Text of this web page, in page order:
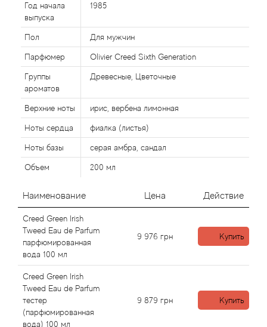
Год начала
выпуска
1985
Пол Для мужчин
Парфюмер Olivier Creed Sixth Generation
Группы
ароматов
Древесные, Цветочные
Верхние ноты ирис, вербена лимонная
Ноты сердца фиалка (листья)
Ноты базы серая амбра, сандал
Объем 200 мл
Наименование Цена Действие
Creed Green Irish
Tweed Eau de Parfum
парфюмированная
вода 100 мл
9 976 грн Купить
Creed Green Irish
Tweed Eau de Parfum
тестер
(парфюмированная
вода) 100 мл
9 879 грн Купить
Alexander McQueen
Alexandre Barthet
Alexandre J
Alfred Dunhill
Alyson Oldoini
American Crew
Amouage
Amouroud
Andre L'Arom